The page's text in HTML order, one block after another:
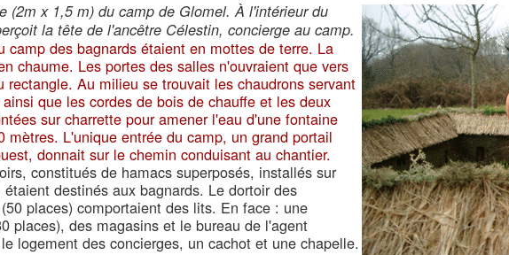
(2m x 1,5 m) du camp de Glomel. À l'intérieur du
la tête de l'ancêtre Célestin, concierge au camp.
camp des bagnards étaient en mottes de terre. La
chaume. Les portes des salles n'ouvraient que vers
rectangle. Au milieu se trouvait les chaudrons servant
que les cordes de bois de chauffe et les deux
sur charrette pour amener l'eau d'une fontaine
mètres. L'unique entrée du camp, un grand portail
donnait sur le chemin conduisant au chantier.
constitués de hamacs superposés, installés sur
étaient destinés aux bagnards. Le dortoir des
places) comportaient des lits. En face : une
places), des magasins et le bureau de l'agent
logement des concierges, un cachot et une chapelle.